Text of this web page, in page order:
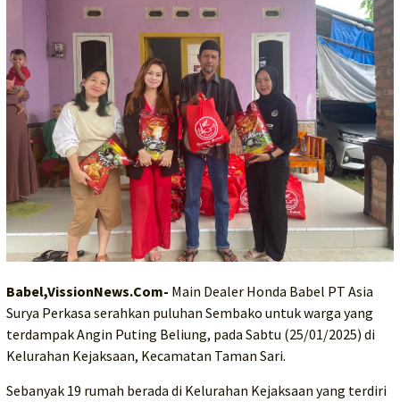
Babel,VissionNews.Com- Main Dealer Honda Babel PT Asia
Surya Perkasa serahkan puluhan Sembako untuk warga yang
terdampak Angin Puting Beliung, pada Sabtu (25/01/2025) di
Kelurahan Kejaksaan, Kecamatan Taman Sari.
Sebanyak 19 rumah berada di Kelurahan Kejaksaan yang terdiri